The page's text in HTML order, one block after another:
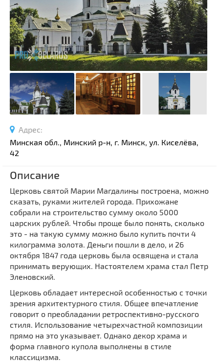
Спортивные сооружения
Производства
Ратуши
Родовые усадьбы
Садово-парковая архитектура
Национальные парки и заказники
Озера и водоемы
Памятники
Памятники геодезии
Церкви
Монастыри
Костелы
Мечети
Синагоги
Часовни
Кирхи
Культурные центры
Театры
Галереи
Концертные залы
Выберите область
Выберите населенный пункт
Выберите направление
Адрес:
Минская обл., Минский р-н, г. Минск, ул. Киселёва,
42
Описание
Церковь святой Марии Магдалины построена, можно
сказать, руками жителей города. Прихожане
собрали на строительство сумму около 5000
царских рублей. Чтобы проще было понять, сколько
это - на такую сумму можно было купить почти 4
килограмма золота. Деньги пошли в дело, и 26
октября 1847 года церковь была освящена и стала
принимать верующих. Настоятелем храма стал Петр
Эленовский.
Церковь обладает интересной особенностью с точки
зрения архитектурного стиля. Общее впечатление
говорит о преобладании ретроспективно-русского
стиля. Использование четырехчастной композиции
прямо на это указывает. Однако декор храма и
форма главного купола выполнены в стиле
классицизма.